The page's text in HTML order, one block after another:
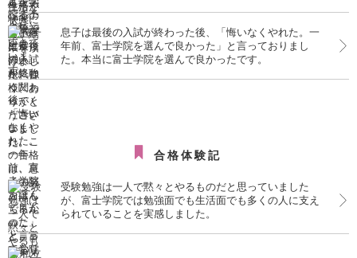
息子は最後の入試が終わった後、「悔いなくやれた。一
年前、富士学院を選んで良かった」と言っておりまし
た。本当に富士学院を選んで良かったです。
合格体験記
受験勉強は一人で黙々とやるものだと思っていました
が、富士学院では勉強面でも生活面でも多くの人に支え
られていることを実感しました。